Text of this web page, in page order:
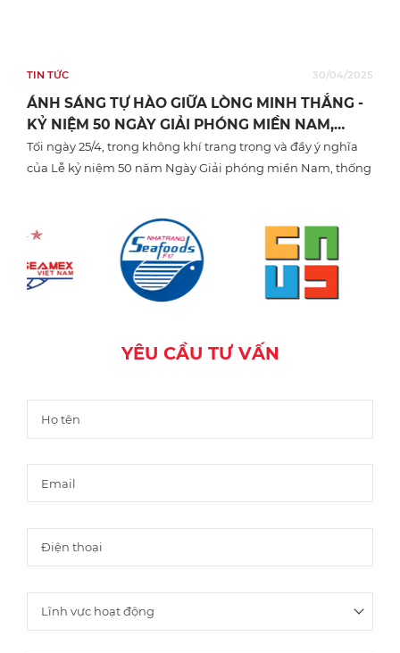
TIN TỨC 30/04/2025
ÁNH SÁNG TỰ HÀO GIỮA LÒNG MINH THẮNG -
KỶ NIỆM 50 NGÀY GIẢI PHÓNG MIỀN NAM,
THỐNG NHẤT ĐẤT NƯỚC
Tối ngày 25/4, trong không khí trang trọng và đầy ý nghĩa
của Lễ kỷ niệm 50 năm Ngày Giải phóng miền Nam, thống
YÊU CẦU TƯ VẤN